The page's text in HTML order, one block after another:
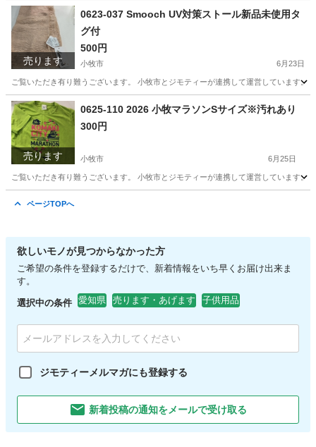
愛知 小牧市
売ります
0623-037 Smooch UV対策ストール新品未使用タ
グ付
500円
小牧市 6月23日
ご覧いただき有り難うございます。 小牧市とジモティーが連携して運営していま
愛知 小牧市
売ります
0625-110 2026 小牧マラソンSサイズ※汚れあり
300円
小牧市 6月25日
ご覧いただき有り難うございます。 小牧市とジモティーが連携して運営していま
ページTOPへ
欲しいモノが見つからなかった方
ご希望の条件を登録するだけで、新着情報をいち早くお届け出来ま
す。
選択中の条件 愛知県 売ります・あげます 子供用品
ジモティーメルマガにも登録する
新着投稿の通知をメールで受け取る